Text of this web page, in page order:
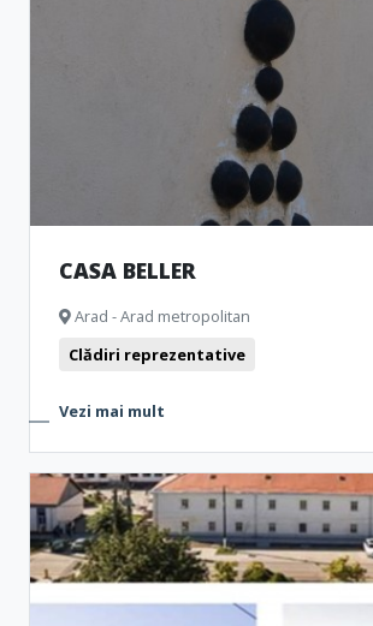
CASA BELLER
Arad - Arad metropolitan
Clădiri reprezentative
Vezi mai mult